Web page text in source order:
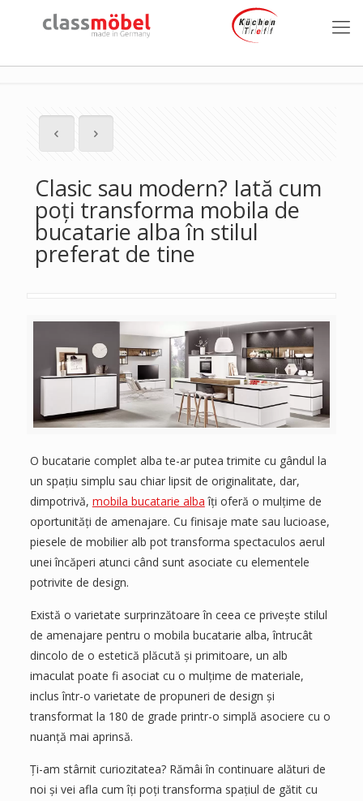
Clasic sau modern? Iată cum
poți transforma mobila de
bucatarie alba în stilul
preferat de tine
O bucatarie complet alba te-ar putea trimite cu gândul la
un spațiu simplu sau chiar lipsit de originalitate, dar,
dimpotrivă, mobila bucatarie alba îți oferă o mulțime de
oportunități de amenajare. Cu finisaje mate sau lucioase,
piesele de mobilier alb pot transforma spectaculos aerul
unei încăperi atunci când sunt asociate cu elementele
potrivite de design.
Există o varietate surprinzătoare în ceea ce privește stilul
de amenajare pentru o mobila bucatarie alba, întrucât
dincolo de o estetică plăcută și primitoare, un alb
imaculat poate fi asociat cu o mulțime de materiale,
inclus într-o varietate de propuneri de design și
transformat la 180 de grade printr-o simplă asociere cu o
nuanță mai aprinsă.
Ți-am stârnit curiozitatea? Rămâi în continuare alături de
noi și vei afla cum îți poți transforma spațiul de gătit cu